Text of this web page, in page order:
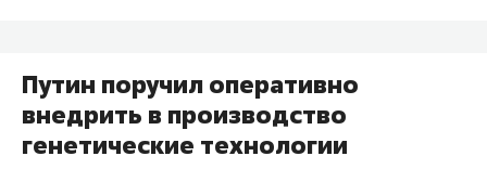
Путин поручил оперативно
внедрить в производство
генетические технологии